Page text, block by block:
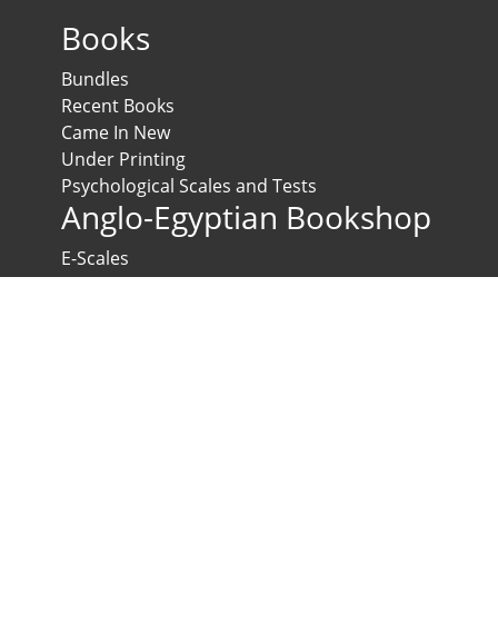
Books
Bundles
Recent Books
Came In New
Under Printing
Psychological Scales and Tests
Anglo-Egyptian Bookshop
E-Scales
News & Expos